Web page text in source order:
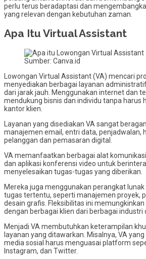
perlu terus beradaptasi dan
yang relevan dengan kebutuhan zaman.
Apa Itu Virtual Assistant
Sumber: Canva.id
Lowongan Virtual Assistant (VA) mencari
menyediakan berbagai layanan
dari jarak jauh. Menggunakan internet dan
mendukung bisnis dan individu tanpa harus
kantor klien.
Layanan yang disediakan VA sangat
manajemen email, entri data, penjadwalan,
pelanggan dan pemasaran digital.
VA memanfaatkan berbagai alat
dan aplikasi konferensi video untuk
menyelesaikan tugas-tugas yang diberikan.
Mereka juga menggunakan perangkat
tugas tertentu, seperti manajemen proyek,
desain grafis. Fleksibilitas ini
dengan berbagai klien dari berbagai industri
Menjadi VA membutuhkan keterampilan
layanan yang ditawarkan. Misalnya, VA
media sosial harus menguasai platform
Instagram, dan Twitter.